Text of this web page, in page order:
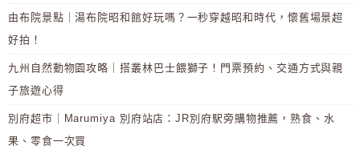
由布院景點｜湯布院昭和館好玩嗎？一秒穿越昭和時代，懷舊場景超
好拍！
九州自然動物園攻略｜搭叢林巴士餵獅子！門票預約、交通方式與親
子旅遊心得
別府超市｜Marumiya 別府站店：JR別府駅旁購物推薦，熟食、水
果、零食一次買